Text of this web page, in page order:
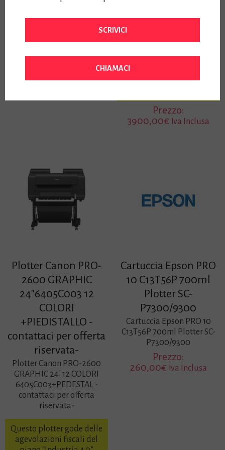
Questo plotter gode delle
agevolazioni fiscali del
piano “Industria 4.0”
Prezzo:
3900,00€ Iva Inclusa
Plotter Canon PRO-
2600 GRAPHIC
24″6405C003 12
COLORI
+PIEDISTALLO -
contattaci per offerta
riservata-
Plotter Canon PRO-2600
GRAPHIC 24″ 12 COLORI
6405C003+PEDESTAL -
contattaci per offerta
riservata-
Questo plotter gode delle
agevolazioni fiscali del
Cartuccia Epson PRO
10 C13T56P 700ml
Plotter SC-
P7300/9300
Cartuccia Epson PRO 10
C13T56P 700ml Plotter SC-
P7300/9300
Prezzo:
260,00€ Iva Inclusa
SCRIVICI
CHIAMACI